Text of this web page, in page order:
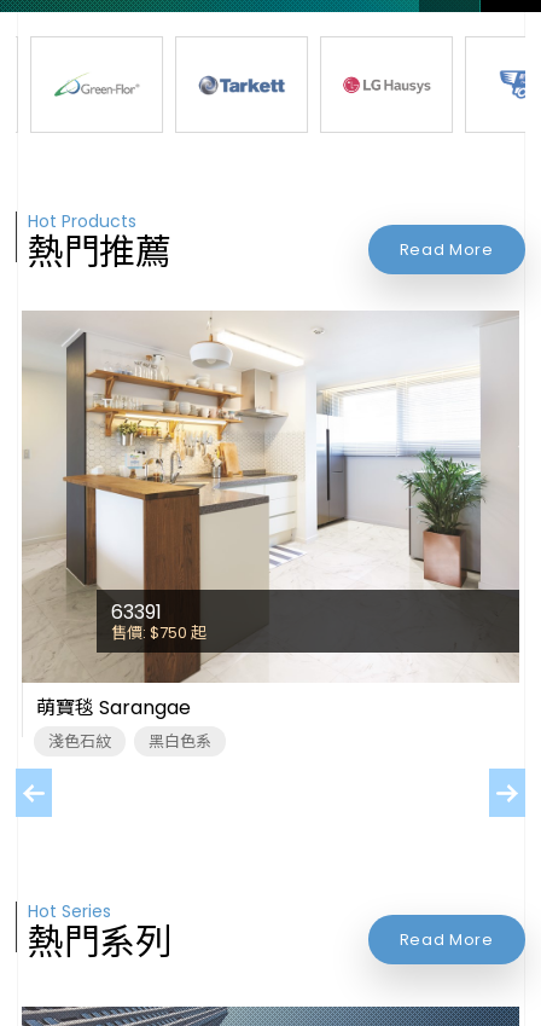
Hot Products
熱門推薦 Read More
63391
售價: $750 起
萌寶毯 Sarangae
淺色石紋 黑白色系
Hot Series
熱門系列 Read More